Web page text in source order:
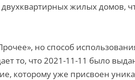
жилых домов,
но способ
то, что 2021-11-11 было
которому уже присвоен